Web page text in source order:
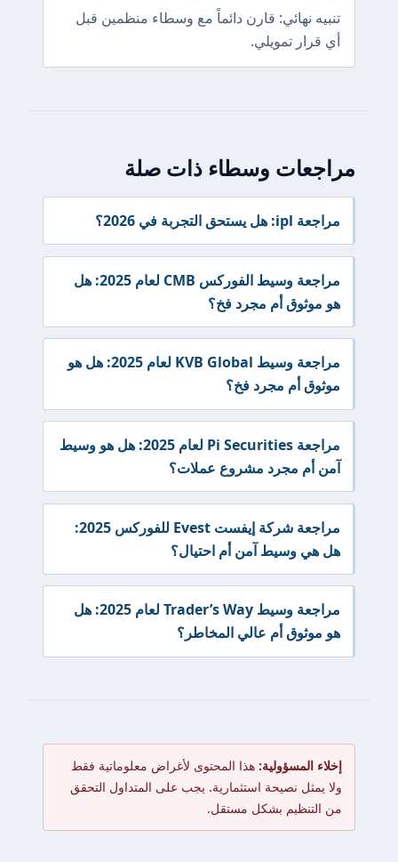
تنبيه نهائي: قارن دائماً مع وسطاء منظمين قبل
أي قرار تمويلي.
مراجعات وسطاء ذات صلة
مراجعة ipl: هل يستحق التجربة في 2026؟
مراجعة وسيط الفوركس CMB لعام 2025: هل
هو موثوق أم مجرد فخ؟
مراجعة وسيط KVB Global لعام 2025: هل هو
موثوق أم مجرد فخ؟
مراجعة Pi Securities لعام 2025: هل هو وسيط
آمن أم مجرد مشروع عملات؟
مراجعة شركة إيفست Evest للفوركس 2025:
هل هي وسيط آمن أم احتيال؟
مراجعة وسيط Trader’s Way لعام 2025: هل
هو موثوق أم عالي المخاطر؟
إخلاء المسؤولية: هذا المحتوى لأغراض معلوماتية فقط
ولا يمثل نصيحة استثمارية. يجب على المتداول التحقق
من التنظيم بشكل مستقل.